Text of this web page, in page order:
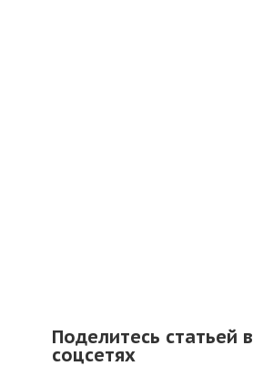
Поделитесь статьей в
соцсетях